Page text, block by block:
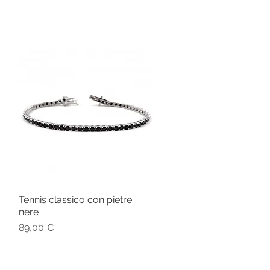
Vista rapida
Tennis classico con pietre
nere
Prezzo
89,00 €